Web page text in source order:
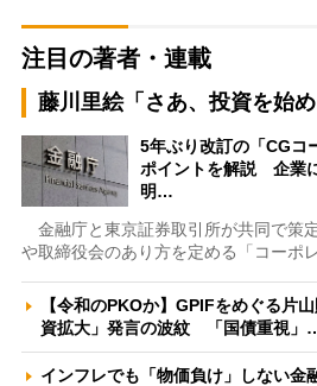
注目の著者・連載
藤川里絵「さあ、投資を始め
5年ぶり改訂の「CGコ
ポイントを解説 企業
明…
金融庁と東京証券取引所が共同で策
や取締役会のあり方を定める「コーポ
【令和のPKOか】GPIFをめぐる片
資拡大」発言の波紋 「国債重視」
インフレでも「物価負け」しない金